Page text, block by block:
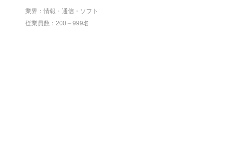
業界：情報・通信・ソフト
従業員数：200～999名